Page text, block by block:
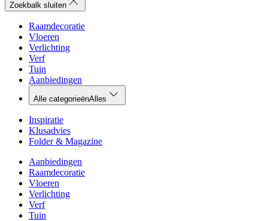
Zoekbalk sluiten
Raamdecoratie
Vloeren
Verlichting
Verf
Tuin
Aanbiedingen
Alle categorieënAlles
Inspiratie
Klusadvies
Folder & Magazine
Aanbiedingen
Raamdecoratie
Vloeren
Verlichting
Verf
Tuin